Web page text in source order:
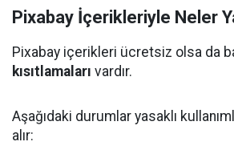
Pixabay İçerikleriyle Neler
Pixabay içerikleri ücretsiz olsa da
kısıtlamaları vardır.
Aşağıdaki durumlar yasaklı
alır: